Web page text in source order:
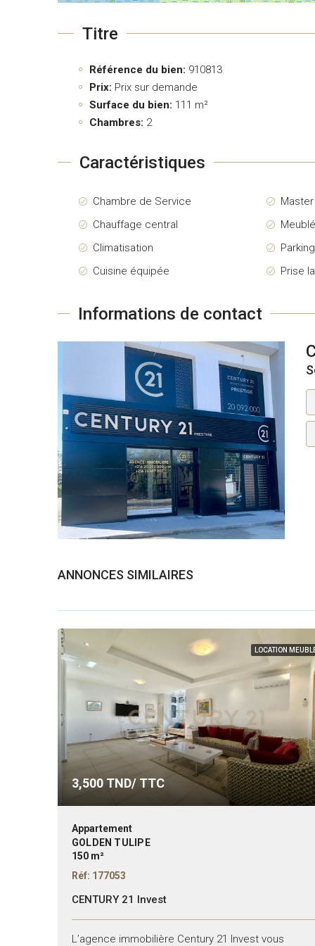
Titre
Référence du bien: 910813
Prix: Prix sur demande
Surface du bien: 111 m²
Chambres: 2
Caractéristiques
Chambre de Service
Chauffage central
Climatisation
Cuisine équipée
Parking
Prise
Informations de contact
ANNONCES SIMILAIRES
LOCATION
3,500TND/ TTC
Appartement
GOLDEN TULIPE
150 m²
Réf: 177053
CENTURY 21 Invest
L’agence immobilière Century 21 Invest vous